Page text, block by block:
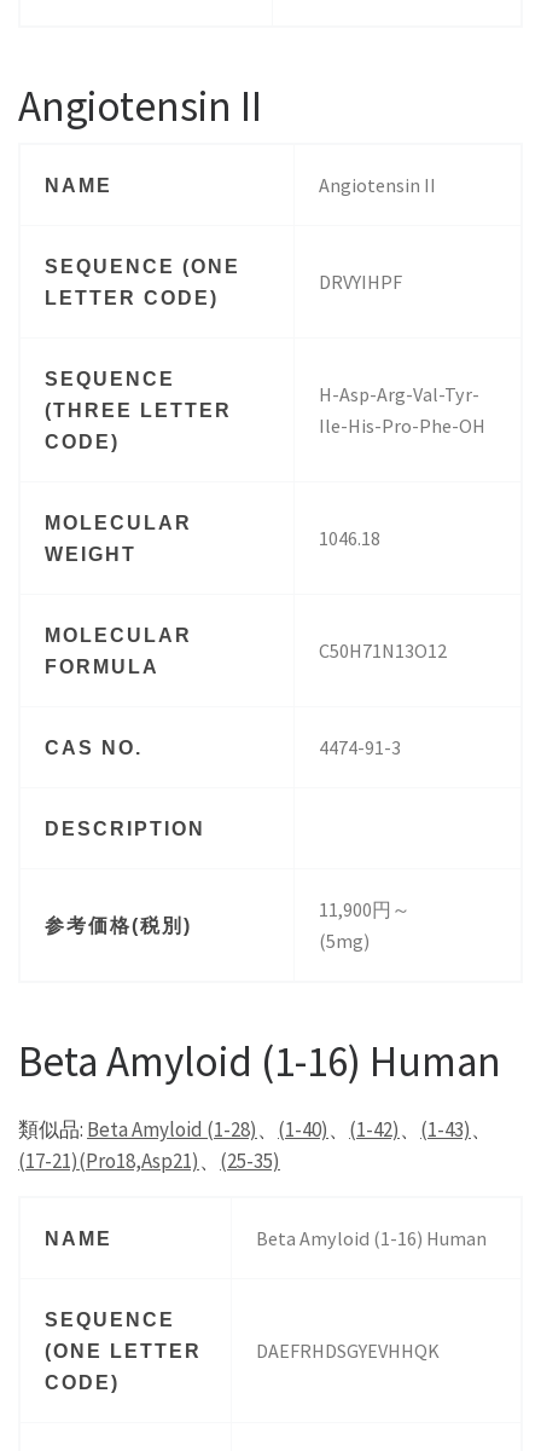
Angiotensin II
NAME Angiotensin II
SEQUENCE (ONE
LETTER CODE)
DRVYIHPF
SEQUENCE
(THREE LETTER
CODE)
H-Asp-Arg-Val-Tyr-
Ile-His-Pro-Phe-OH
MOLECULAR
WEIGHT
1046.18
MOLECULAR
FORMULA
C50H71N13O12
CAS NO. 4474-91-3
DESCRIPTION
参考価格(税別)
11,900円～
(5mg)
Beta Amyloid (1-16) Human
類似品: Beta Amyloid (1-28)、 (1-40)、 (1-42)、 (1-43)、
(17-21)(Pro18,Asp21)、 (25-35)
NAME Beta Amyloid (1-16) Human
SEQUENCE
(ONE LETTER
CODE)
DAEFRHDSGYEVHHQK